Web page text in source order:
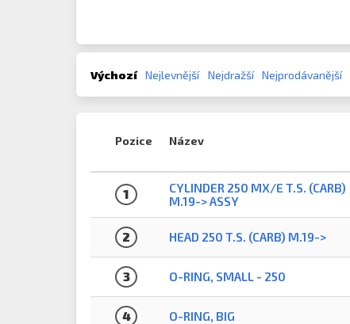
Výchozí Nejlevnější Nejdražší Nejprodávanější
Pozice Název
1
CYLINDER 250 MX/E T.S. (CARB)
M.19-> ASSY
2 HEAD 250 T.S. (CARB) M.19->
3 O-RING, SMALL - 250
4 O-RING, BIG